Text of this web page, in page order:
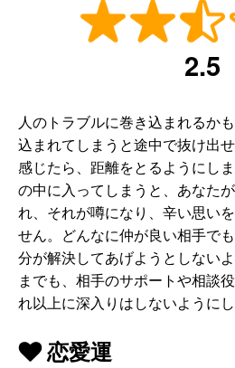
2.5
人のトラブルに巻き込まれるか
込まれてしまうと途中で抜け出
感じたら、距離をとるようにし
の中に入ってしまうと、あなた
れ、それが噂になり、辛い思い
せん。どんなに仲が良い相手で
分が解決してあげようとしない
までも、相手のサポートや相談
れ以上に深入りはしないようにし
恋愛運